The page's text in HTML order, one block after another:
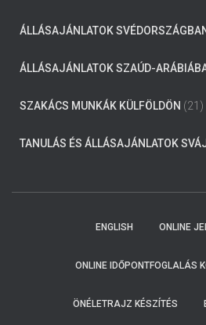
ÁLLÁSAJÁNLATOK
ÁLLÁSAJÁNLATOK SZAÚD-
SZAKÁCS MUNKÁK KÜLFÖLDÖN (21)
TANULÁS ÉS ÁLLÁSAJÁNLATOK
ENGLISH ONLINE
ONLINE IDŐPONTFOGLALÁS
ÖNÉLETRAJZ KÉSZÍTÉS